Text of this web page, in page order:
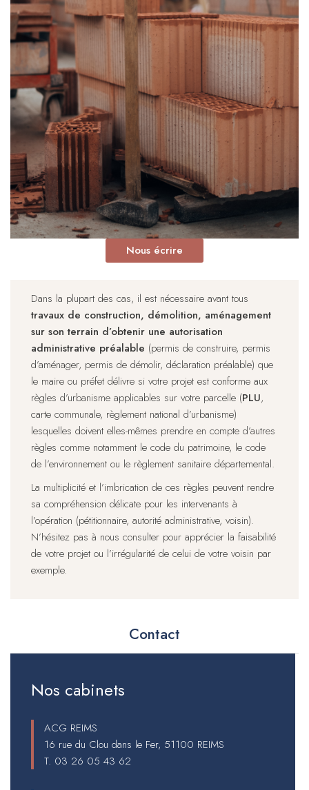
Nous écrire
Dans la plupart des cas, il est nécessaire avant tous
travaux de construction, démolition, aménagement
sur son terrain d’obtenir une autorisation
administrative préalable (permis de construire, permis
d’aménager, permis de démolir, déclaration préalable) que
le maire ou préfet délivre si votre projet est conforme aux
règles d’urbanisme applicables sur votre parcelle (PLU,
carte communale, règlement national d’urbanisme)
lesquelles doivent elles-mêmes prendre en compte d’autres
règles comme notamment le code du patrimoine, le code
de l’environnement ou le règlement sanitaire départemental.
La multiplicité et l’imbrication de ces règles peuvent rendre
sa compréhension délicate pour les intervenants à
l’opération (pétitionnaire, autorité administrative, voisin).
N’hésitez pas à nous consulter pour apprécier la faisabilité
de votre projet ou l’irrégularité de celui de votre voisin par
exemple.
Contact
Nos cabinets
ACG REIMS
16 rue du Clou dans le Fer, 51100 REIMS
T. 03 26 05 43 62